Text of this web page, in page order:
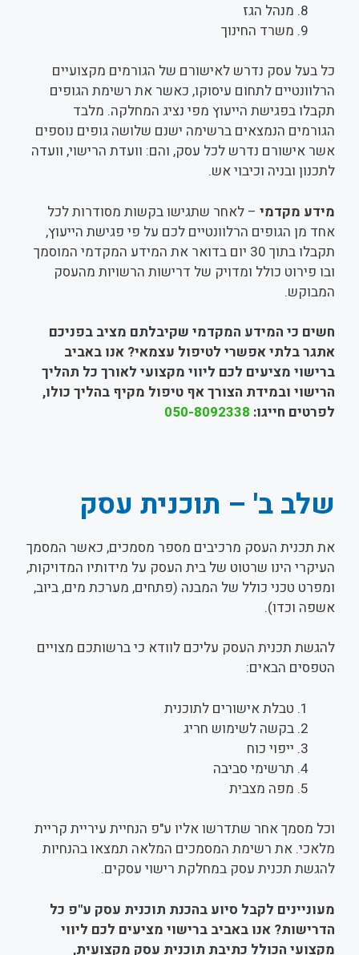
מנהל הגז
משרד החינוך
כל בעל עסק נדרש לאישורם של הגורמים מקצועיים
הרלוונטיים לתחום עיסוקו, כאשר את רשימת הגופים
תקבלו בפגישת הייעוץ מפי נציג המחלקה. מלבד
הגורמים הנמצאים ברשימה ישנם שלושה גופים נוספים
אשר אישורם נדרש לכל עסק, והם: וועדת הרישוי, וועדה
לתכנון ובניה וכיבוי אש.
מידע מקדמי – לאחר שתגישו בקשות מסודרות לכל
אחד מן הגופים הרלוונטיים לכם על פי פגישת הייעוץ,
תקבלו בתוך 30 יום בדואר את המידע המקדמי המוסמך
ובו פירוט כולל ומדויק של דרישות הרשויות מהעסק
המבוקש.
חשים כי המידע המקדמי שקיבלתם מציב בפניכם
אתגר בלתי אפשרי לטיפול עצמאי? אנו באביב
ברישוי מציעים לכם ליווי מקצועי לאורך כל תהליך
הרישוי ובמידת הצורך אף טיפול מקיף בהליך כולו,
לפרטים חייגו: 050-8092338
שלב ב' – תוכנית עסק
את תכנית העסק מרכיבים מספר מסמכים, כאשר המסמך
העיקרי הינו שרטוט של בית העסק על מידותיו המדויקות,
ומפרט טכני כולל של המבנה (פתחים, מערכת מים, ביוב,
אשפה וכדו).
להגשת תכנית העסק עליכם לוודא כי ברשותכם מצויים
הטפסים הבאים:
טבלת אישורים לתוכנית
בקשה לשימוש חריג
ייפוי כוח
תרשימי סביבה
מפה מצבית
וכל מסמך אחר שתדרשו אליו ע"פ הנחיית עיריית קריית
מלאכי. את רשימת המסמכים המלאה תמצאו בהנחיות
להגשת תכנית עסק במחלקת רישוי עסקים.
מעוניינים לקבל סיוע בהכנת תוכנית עסק ע"פ כל
הדרישות? אנו באביב ברישוי מציעים לכם ליווי
מקצועי הכולל כתיבת תוכנית עסק מקצועית,